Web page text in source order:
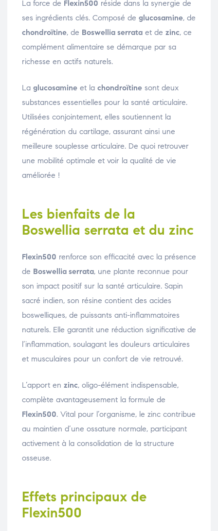
La force de Flexin500 réside dans la synergie de
ses ingrédients clés. Composé de glucosamine, de
chondroïtine, de Boswellia serrata et de zinc, ce
complément alimentaire se démarque par sa
richesse en actifs naturels.
La glucosamine et la chondroïtine sont deux
substances essentielles pour la santé articulaire.
Utilisées conjointement, elles soutiennent la
régénération du cartilage, assurant ainsi une
meilleure souplesse articulaire. De quoi retrouver
une mobilité optimale et voir la qualité de vie
améliorée !
Les bienfaits de la
Boswellia serrata et du zinc
Flexin500 renforce son efficacité avec la présence
de Boswellia serrata, une plante reconnue pour
son impact positif sur la santé articulaire. Sapin
sacré indien, son résine contient des acides
boswelliques, de puissants anti-inflammatoires
naturels. Elle garantit une réduction significative de
l’inflammation, soulagant les douleurs articulaires
et musculaires pour un confort de vie retrouvé.
L’apport en zinc, oligo-élément indispensable,
complète avantageusement la formule de
Flexin500. Vital pour l’organisme, le zinc contribue
au maintien d’une ossature normale, participant
activement à la consolidation de la structure
osseuse.
Effets principaux de
Flexin500